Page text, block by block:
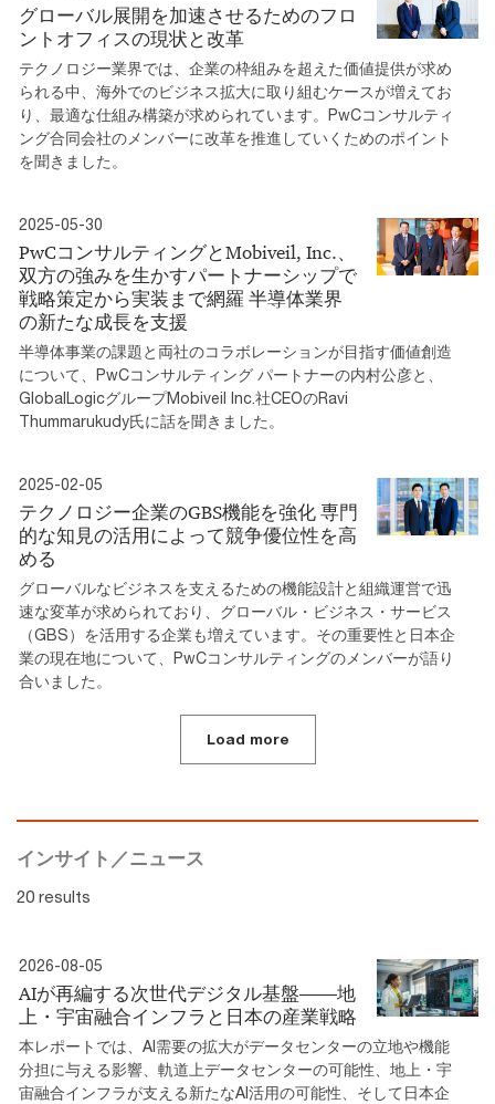
グローバル展開を加速させるためのフロ
ントオフィスの現状と改革
テクノロジー業界では、企業の枠組みを超えた価値提供が求め
られる中、海外でのビジネス拡大に取り組むケースが増えてお
り、最適な仕組み構築が求められています。PwCコンサルティ
ング合同会社のメンバーに改革を推進していくためのポイント
を聞きました。
2025-05-30
PwCコンサルティングとMobiveil, Inc.、
双方の強みを生かすパートナーシップで
戦略策定から実装まで網羅 半導体業界
の新たな成長を支援
半導体事業の課題と両社のコラボレーションが目指す価値創造
について、PwCコンサルティング パートナーの内村公彦と、
GlobalLogicグループMobiveil Inc.社CEOのRavi
Thummarukudy氏に話を聞きました。
2025-02-05
テクノロジー企業のGBS機能を強化 専門
的な知見の活用によって競争優位性を高
める
グローバルなビジネスを支えるための機能設計と組織運営で迅
速な変革が求められており、グローバル・ビジネス・サービス
（GBS）を活用する企業も増えています。その重要性と日本企
業の現在地について、PwCコンサルティングのメンバーが語り
合いました。
Load more
インサイト／ニュース
20 results
2026-08-05
AIが再編する次世代デジタル基盤――地
上・宇宙融合インフラと日本の産業戦略
本レポートでは、AI需要の拡大がデータセンターの立地や機能
分担に与える影響、軌道上データセンターの可能性、地上・宇
宙融合インフラが支える新たなAI活用の可能性、そして日本企